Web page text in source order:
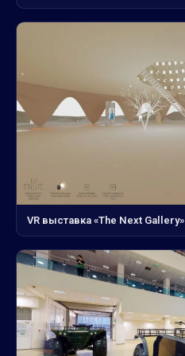
VR выставка «The Next Gallery»